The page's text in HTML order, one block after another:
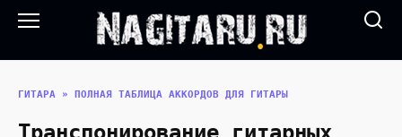
Перейти
ГИТАРА » ПОЛНАЯ ТАБЛИЦА АККОРДОВ ДЛЯ ГИТАРЫ